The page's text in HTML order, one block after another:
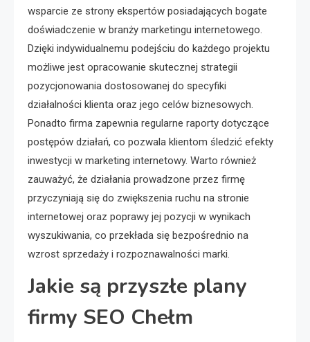
wsparcie ze strony ekspertów posiadających bogate
doświadczenie w branży marketingu internetowego.
Dzięki indywidualnemu podejściu do każdego projektu
możliwe jest opracowanie skutecznej strategii
pozycjonowania dostosowanej do specyfiki
działalności klienta oraz jego celów biznesowych.
Ponadto firma zapewnia regularne raporty dotyczące
postępów działań, co pozwala klientom śledzić efekty
inwestycji w marketing internetowy. Warto również
zauważyć, że działania prowadzone przez firmę
przyczyniają się do zwiększenia ruchu na stronie
internetowej oraz poprawy jej pozycji w wynikach
wyszukiwania, co przekłada się bezpośrednio na
wzrost sprzedaży i rozpoznawalności marki.
Jakie są przyszłe plany
firmy SEO Chełm